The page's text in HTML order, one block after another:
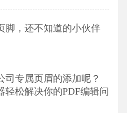
脚，还不知道的小伙伴
司专属页眉的添加呢？
轻松解决你的PDF编辑问